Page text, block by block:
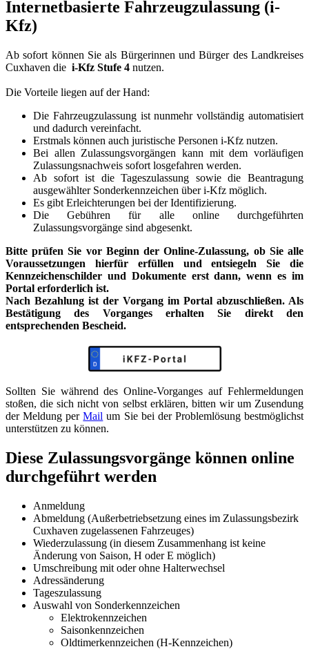
Internetbasierte Fahrzeugzulassung (i-
Kfz)
Ab sofort können Sie als Bürgerinnen und Bürger des Landkreises
Cuxhaven die i-Kfz Stufe 4 nutzen.
Die Vorteile liegen auf der Hand:
Die Fahrzeugzulassung ist nunmehr vollständig automatisiert
und dadurch vereinfacht.
Erstmals können auch juristische Personen i-Kfz nutzen.
Bei allen Zulassungsvorgängen kann mit dem vorläufigen
Zulassungsnachweis sofort losgefahren werden.
Ab sofort ist die Tageszulassung sowie die Beantragung
ausgewählter Sonderkennzeichen über i-Kfz möglich.
Es gibt Erleichterungen bei der Identifizierung.
Die Gebühren für alle online durchgeführten
Zulassungsvorgänge sind abgesenkt.
Bitte prüfen Sie vor Beginn der Online-Zulassung, ob Sie alle
Voraussetzungen hierfür erfüllen und entsiegeln Sie die
Kennzeichenschilder und Dokumente erst dann, wenn es im
Portal erforderlich ist.
Nach Bezahlung ist der Vorgang im Portal abzuschließen. Als
Bestätigung des Vorganges erhalten Sie direkt den
entsprechenden Bescheid.
Sollten Sie während des Online-Vorganges auf Fehlermeldungen
stoßen, die sich nicht von selbst erklären, bitten wir um Zusendung
der Meldung perMail um Sie bei der Problemlösung bestmöglichst
unterstützen zu können.
Diese Zulassungsvorgänge können online
durchgeführt werden
Anmeldung
Abmeldung (Außerbetriebsetzung eines im Zulassungsbezirk
Cuxhaven zugelassenen Fahrzeuges)
Wiederzulassung (in diesem Zusammenhang ist keine
Änderung von Saison, H oder E möglich)
Umschreibung mit oder ohne Halterwechsel
Adressänderung
Tageszulassung
Auswahl von Sonderkennzeichen
Elektrokennzeichen
Saisonkennzeichen
Oldtimerkennzeichen (H-Kennzeichen)